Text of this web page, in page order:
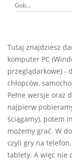
Gob...
Tutaj znajdziesz
komputer PC
przeglądarkowe) -
chłopców,
Pełne wersje oraz
najpierw
ściągamy), potem
możemy grać. W
czyli gry na
tablety. A więc nie